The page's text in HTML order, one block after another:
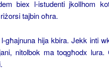
biex l-istudenti jkollhom
tajbin oħra.
l-għajnuna hija kbira. Jekk inti
nitolbok ma toqgħodx